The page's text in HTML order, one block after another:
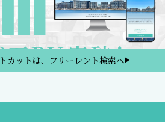
カットは、フリーレント検索へ